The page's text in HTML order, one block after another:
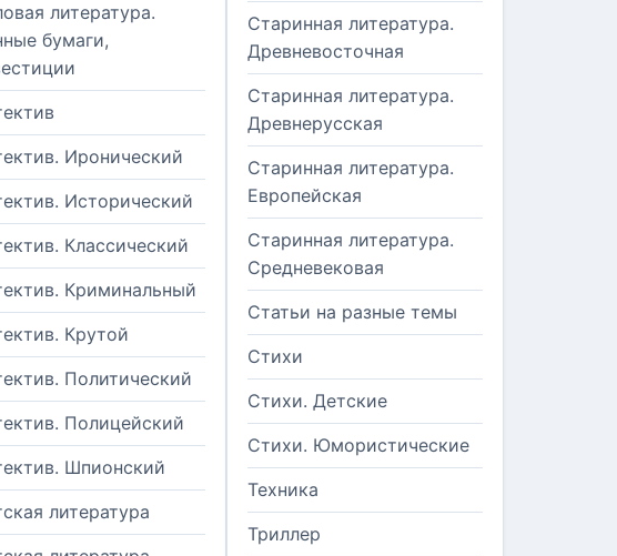
литература.
бумаги,
Иронический
Исторический
Классический
Криминальный
Крутой
Политический
Полицейский
Шпионский
литература
Старинная литература.
Древневосточная
Старинная литература.
Древнерусская
Старинная литература.
Европейская
Старинная литература.
Средневековая
Статьи на разные темы
Стихи
Стихи. Детские
Стихи. Юмористические
Техника
Триллер